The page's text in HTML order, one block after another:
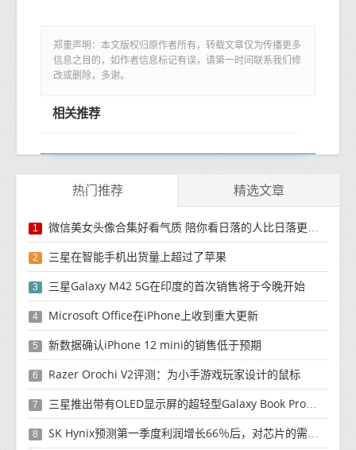
郑重声明：本文版权归原作者所有，转载文章仅为传播更多
信息之目的，如作者信息标记有误，请第一时间联系我们修
改或删除，多谢。
相关推荐
热门推荐 精选文章
1 微信美女头像合集好看气质 陪你看日落的人比日落更浪漫
2 三星在智能手机出货量上超过了苹果
3 三星Galaxy M42 5G在印度的首次销售将于今晚开始
4 Microsoft Office在iPhone上收到重大更新
5 新数据确认iPhone 12 mini的销售低于预期
6 Razer Orochi V2评测：为小手游戏玩家设计的鼠标
7 三星推出带有OLED显示屏的超轻型Galaxy Book Pro和Galaxy Book Pro 360笔记本电脑
8 SK Hynix预测第一季度利润增长66％后，对芯片的需求将增强